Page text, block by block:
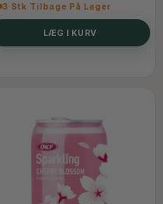
3 Stk Tilbage På Lager
LÆG I KURV